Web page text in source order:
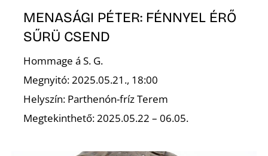
MENASÁGI PÉTER: FÉNNYEL ÉRŐ
SŰRÜ CSEND
Hommage á S. G.
Megnyitó: 2025.05.21., 18:00
Helyszín: Parthenón-fríz Terem
Megtekinthető: 2025.05.22 – 06.05.